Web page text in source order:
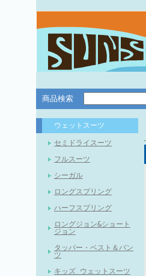
商品検索
ウェットスーツ
セミドライスーツ
フルスーツ
シーガル
ロングスプリング
ハーフスプリング
ロングジョン&ショート
ジョン
タッパー・ベスト＆パン
ツ
キッズ ウェットスーツ